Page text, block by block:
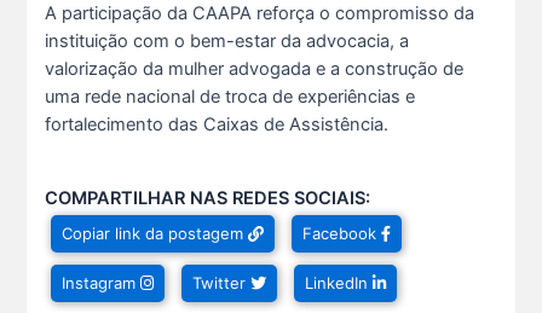
A participação da CAAPA reforça o compromisso da
instituição com o bem-estar da advocacia, a
valorização da mulher advogada e a construção de
uma rede nacional de troca de experiências e
fortalecimento das Caixas de Assistência.
COMPARTILHAR NAS REDES SOCIAIS:
Copiar link da postagem Facebook
Instagram Twitter LinkedIn
O verão chegou, e o Clube da Advocacia está de p s...
10 De Julho De 2026
Ganhar tempo, automatizar tarefas e aumentar a pro s...
Viajar pagando menos é simples — e agora faz pa s...
1 De Agosto De 2026